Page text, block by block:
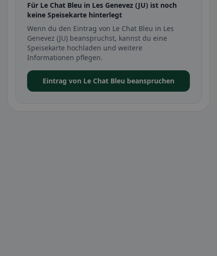
Für Le Chat Bleu in Les Genevez (JU) ist noch
keine Speisekarte hinterlegt
Wenn du den Eintrag von Le Chat Bleu in Les
Genevez (JU) beanspruchst, kannst du eine
Speisekarte hochladen und weitere
Informationen pflegen.
Eintrag von Le Chat Bleu beanspruchen